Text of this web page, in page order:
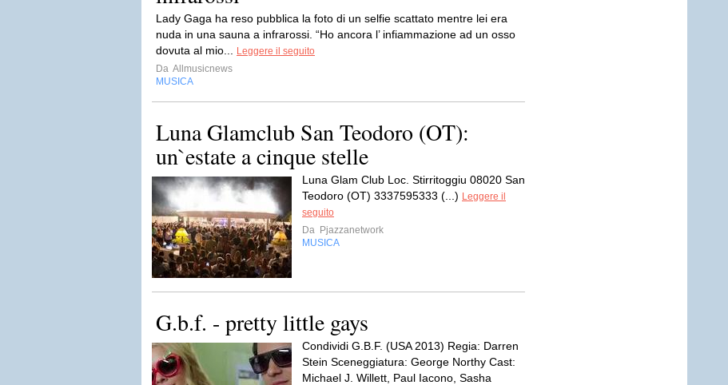
Lady Gaga ha reso pubblica la foto di un selfie scattato mentre lei era
nuda in una sauna a infrarossi. “Ho ancora l’ infiammazione ad un osso
dovuta al mio...
Leggere il seguito
Da Allmusicnews
MUSICA
Luna Glamclub San Teodoro (OT):
un`estate a cinque stelle
Luna Glam Club Loc. Stirritoggiu 08020 San
Teodoro (OT) 3337595333 (...) Leggere il
seguito
Da Pjazzanetwork
MUSICA
G.b.f. - pretty little gays
Condividi G.B.F. (USA 2013) Regia: Darren
Stein Sceneggiatura: George Northy Cast:
Michael J. Willett, Paul Iacono, Sasha